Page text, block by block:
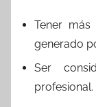
Tener
generado
Ser
profesional.